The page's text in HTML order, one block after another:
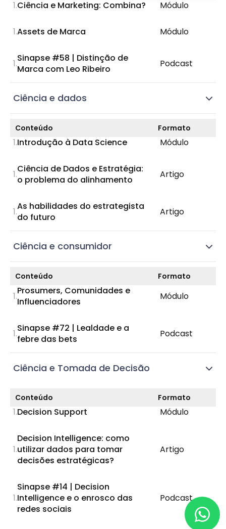
Ciência e Marketing: Combina? Módulo
Assets de Marca Módulo
Sinapse #58 | Distinção de
Marca com Leo Ribeiro
Podcast
Ciência e dados
Conteúdo Formato
Introdução à Data Science Módulo
Ciência de Dados e Estratégia:
o problema do alinhamento
Artigo
As habilidades do estrategista
do futuro
Artigo
Ciência e consumidor
Conteúdo Formato
Prosumers, Comunidades e
Influenciadores
Módulo
Sinapse #72 | Lealdade e a
febre das bets
Podcast
Ciência e Tomada de Decisão
Conteúdo Formato
Decision Support Módulo
Decision Intelligence: como
utilizar dados para tomar
decisões estratégicas?
Artigo
Sinapse #14 | Decision
Intelligence e o enrosco das
redes sociais
Podcast